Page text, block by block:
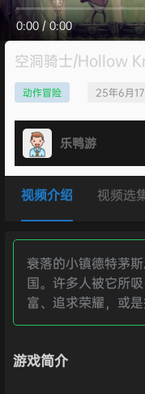
0:00/ 0:00
空洞骑士/Hollow
动作冒险 25年6月
乐鸭游
视频介绍 视频选
衰落的小镇德特茅
国。许多人被它所
富、追求荣耀，或
游戏简介